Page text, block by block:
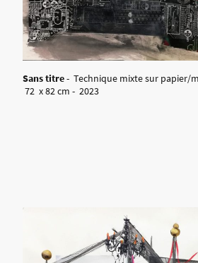
Sans titre- Technique mixte sur papier/
72 x 82 cm - 2023